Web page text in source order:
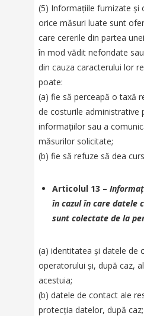
(5) Informațiile furnizate și
orice măsuri luate sunt
care cererile din partea
în mod vădit nefondate
din cauza caracterului lor
poate:
(a) fie să perceapă o taxă
de costurile administrative
informațiilor sau a
măsurilor solicitate;
(b) fie să refuze să dea
Articolul 13 –
în cazul în care datele
sunt colectate de la
(a) identitatea și datele de
operatorului și, după caz,
acestuia;
(b) datele de contact ale
protecția datelor, după caz;